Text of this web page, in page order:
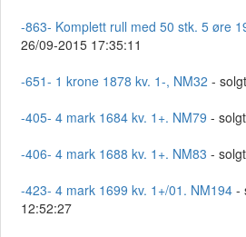
-863- Komplett rull med 50 stk. 5 øre
26/09-2015 17:35:11
-651- 1 krone 1878 kv. 1-, NM32 -
-405- 4 mark 1684 kv. 1+. NM79 -
-406- 4 mark 1688 kv. 1+. NM83 -
-423- 4 mark 1699 kv. 1+/01. NM194 -
12:52:27